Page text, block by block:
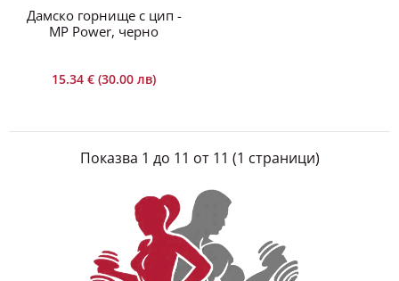
Дамско горнище с цип -
MP Power, черно
15.34 € (30.00 лв)
Показва 1 до 11 от 11 (1 страници)